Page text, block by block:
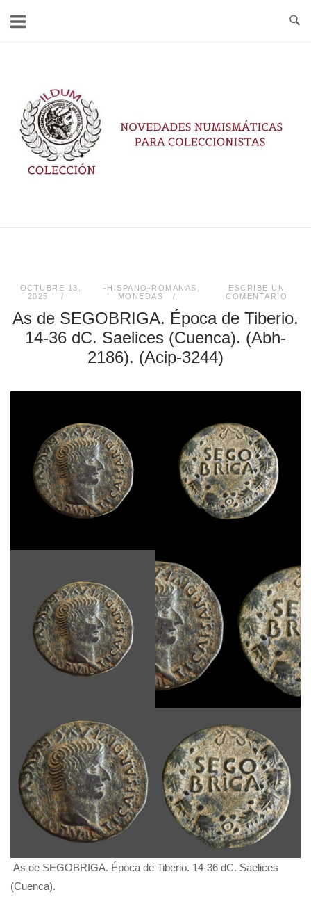
OCTUBRE 13,
2025
-HISPANO-ROMANAS
MONEDAS
ESCRIBE UN
COMENTARIO
As de SEGOBRIGA. Época de Tiberio.
14-36 dC. Saelices (Cuenca). (Abh-
2186). (Acip-3244)
As de SEGOBRIGA. Época de Tiberio. 14-36 dC. Saelices
(Cuenca).